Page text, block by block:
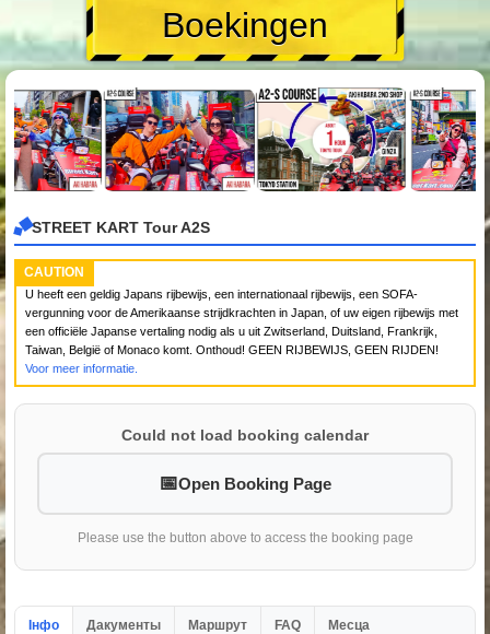
Boekingen
STREET KART Tour A2S
CAUTION
U heeft een geldig Japans rijbewijs, een internationaal rijbewijs, een SOFA-
vergunning voor de Amerikaanse strijdkrachten in Japan, of uw eigen rijbewijs met
een officiële Japanse vertaling nodig als u uit Zwitserland, Duitsland, Frankrijk,
Taiwan, België of Monaco komt. Onthoud! GEEN RIJBEWIJS, GEEN RIJDEN!
Voor meer informatie.
Could not load booking calendar
Open Booking Page
Please use the button above to access the booking page
Інфо Дакументы Маршрут FAQ Месца